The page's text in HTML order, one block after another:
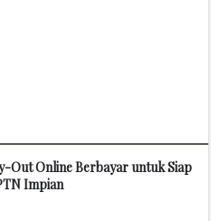
Out Online Berbayar untuk Siap
Impian